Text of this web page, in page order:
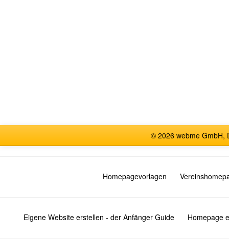
© 2026 webme GmbH,
Homepagevorlagen
Eigene Website erstellen - der Anfänger Guide Homepage